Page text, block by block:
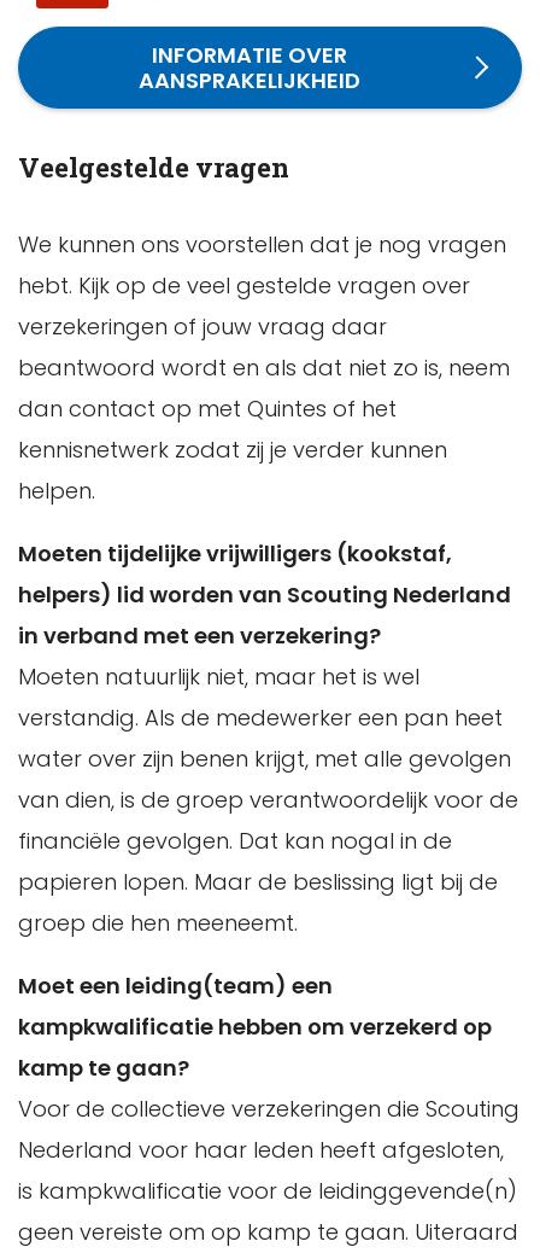
INFORMATIE OVER
AANSPRAKELIJKHEID
Veelgestelde vragen
We kunnen ons voorstellen dat je nog vragen
hebt. Kijk op de veel gestelde vragen over
verzekeringen of jouw vraag daar
beantwoord wordt en als dat niet zo is, neem
dan contact op met Quintes of het
kennisnetwerk zodat zij je verder kunnen
helpen.
Moeten tijdelijke vrijwilligers (kookstaf,
helpers) lid worden van Scouting Nederland
in verband met een verzekering?
Moeten natuurlijk niet, maar het is wel
verstandig. Als de medewerker een pan heet
water over zijn benen krijgt, met alle gevolgen
van dien, is de groep verantwoordelijk voor de
financiële gevolgen. Dat kan nogal in de
papieren lopen. Maar de beslissing ligt bij de
groep die hen meeneemt.
Moet een leiding(team) een
kampkwalificatie hebben om verzekerd op
kamp te gaan?
Voor de collectieve verzekeringen die Scouting
Nederland voor haar leden heeft afgesloten,
is kampkwalificatie voor de leidinggevende(n)
geen vereiste om op kamp te gaan. Uiteraard